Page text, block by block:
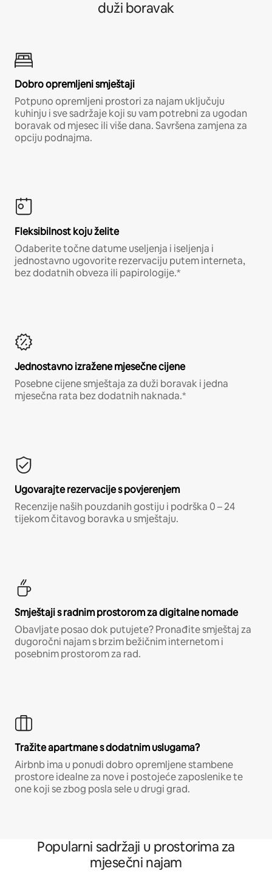
duži boravak
Dobro opremljeni smještaji
Potpuno opremljeni prostori za najam uključuju
kuhinju i sve sadržaje koji su vam potrebni za ugodan
boravak od mjesec ili više dana. Savršena zamjena za
opciju podnajma.
Fleksibilnost koju želite
Odaberite točne datume useljenja i iseljenja i
jednostavno ugovorite rezervaciju putem interneta,
bez dodatnih obveza ili papirologije.*
Jednostavno izražene mjesečne cijene
Posebne cijene smještaja za duži boravak i jedna
mjesečna rata bez dodatnih naknada.*
Ugovarajte rezervacije s povjerenjem
Recenzije naših pouzdanih gostiju i podrška 0 – 24
tijekom čitavog boravka u smještaju.
Smještaji s radnim prostorom za digitalne nomade
Obavljate posao dok putujete? Pronađite smještaj za
dugoročni najam s brzim bežičnim internetom i
posebnim prostorom za rad.
Tražite apartmane s dodatnim uslugama?
Airbnb ima u ponudi dobro opremljene stambene
prostore idealne za nove i postojeće zaposlenike te
one koji se zbog posla sele u drugi grad.
Popularni sadržaji u prostorima za
mjesečni najam